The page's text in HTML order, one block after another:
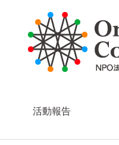
活動報告